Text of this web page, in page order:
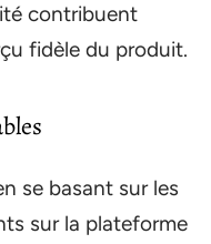
contribuent
fidèle du produit.
se basant sur les
sur la plateforme